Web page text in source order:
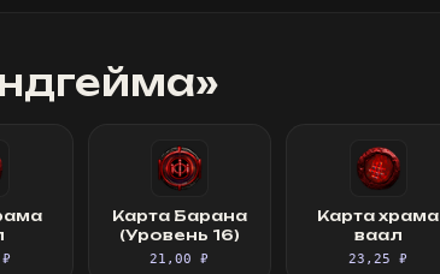
»
Карта Барана
(Уровень 16)
21,00 ₽
Карта храма
ваал
23,25 ₽